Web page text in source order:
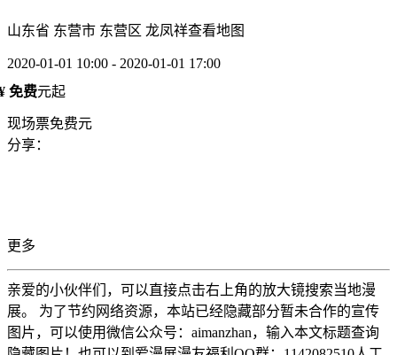
山东省 东营市 东营区 龙凤祥查看地图
2020-01-01 10:00 - 2020-01-01 17:00
免费元起
现场票免费元
分享：
更多
亲爱的小伙伴们，可以直接点击右上角的放大镜搜索当地漫
展。 为了节约网络资源，本站已经隐藏部分暂未合作的宣传
图片，可以使用微信公众号：aimanzhan，输入本文标题查询